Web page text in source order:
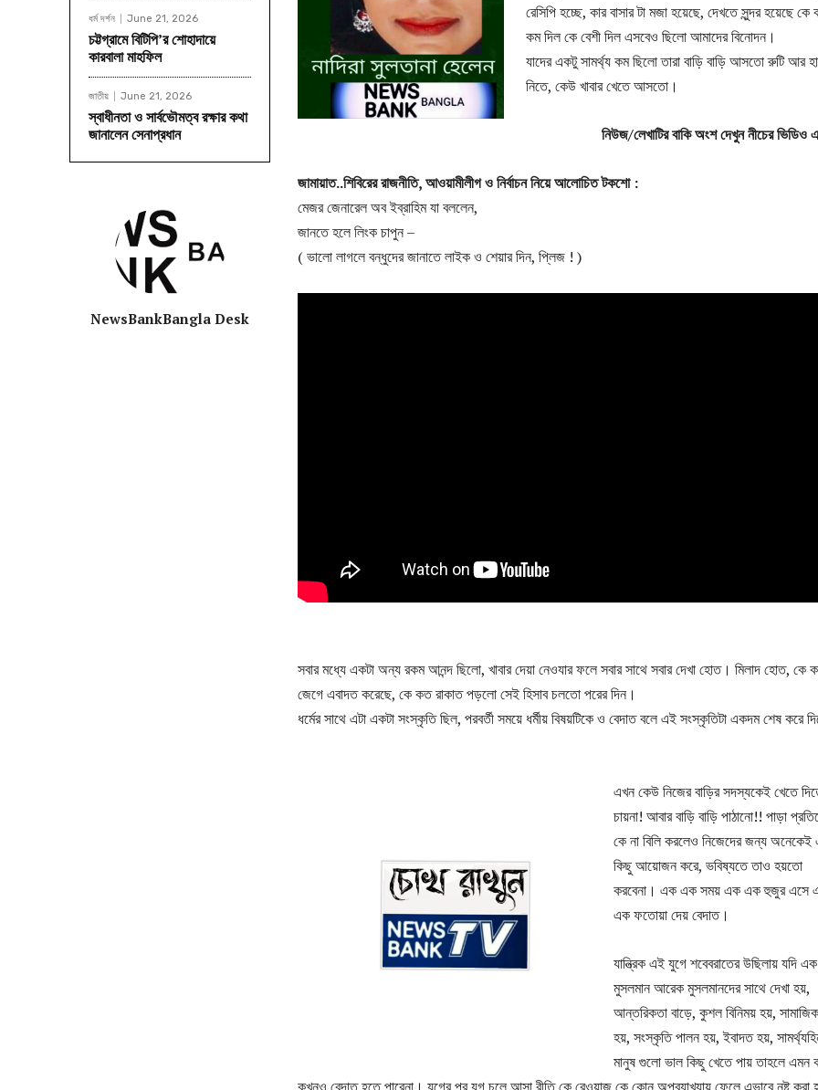
ধর্ম দর্শন June 21, 2026
চট্টগ্রামে বিটিপি’র শোহাদায়ে
কারবালা মাহফিল
জাতীয় June 21, 2026
স্বাধীনতা ও সার্বভৌমত্ব রক্ষার কথা
জানালেন সেনাপ্রধান
NewsBankBangla Desk
রেসিপি হচ্ছে, কার বাসার টা মজা হয়েছে, দেখতে সুন্দর হয়েছে
কম দিল কে বেশী দিল এসবেও ছিলো আমাদের বিনোদন।
যাদের একটু সামর্থ্য কম ছিলো তারা বাড়ি বাড়ি আসতো রুটি আর
নিতে, কেউ খাবার খেতে আসতো।
নিউজ/লেখাটির বাকি অংশ দেখুন নীচের ভিডিও
জামায়াত..শিবিরেররাজনীতি,আওয়ামীলীগওনির্বাচননিয়েআলোচিতটকশো:
মেজর জেনারেল অব ইব্রাহিম যা বললেন,
জানতে হলে লিংক চাপুন –
( ভালো লাগলে বন্ধুদের জানাতে লাইক ও শেয়ার দিন, প্লিজ ! )
সবার মধ্যে একটা অন্য রকম আনন্দ ছিলো, খাবার দেয়া নেওযার ফলে সবার সাথে সবার দেখা হোত। মিলাদ হোত, কে
জেগে এবাদত করেছে, কে কত রাকাত পড়লো সেই হিসাব চলতো পরের দিন।
ধর্মের সাথে এটা একটা সংস্কৃতি ছিল, পরবর্তী সময়ে ধর্মীয় বিষয়টিকে ও বেদাত বলে এই সংস্কৃতিটা একদম শেষ করে
এখন কেউ নিজের বাড়ির সদস্যকেই খেতে
চায়না! আবার বাড়ি বাড়ি পাঠানো!! পাড়া
কে না বিলি করলেও নিজেদের জন্য
কিছু আয়োজন করে, ভবিষ্যতে তাও হয়তো
করবেনা। এক এক সময় এক এক হুজুর এসে
এক ফতোয়া দেয় বেদাত।
যান্ত্রিক এই যুগে শবেবরাতের উছিলায় যদি এক
মুসলমান আরেক মুসলমানদের সাথে দেখা হয়,
আন্তরিকতা বাড়ে, কুশল বিনিময় হয়,
হয়, সংস্কৃতি পালন হয়, ইবাদত হয়,
মানুষ গুলো ভাল কিছু খেতে পায় তাহলে এমন